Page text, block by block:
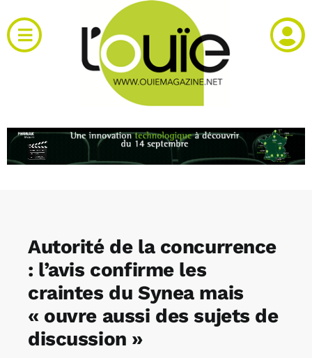
au
contenu
Toggle
Navigation
RH et emploi
Agenda
Rechercher:
Autorité de la concurrence
: l’avis confirme les
craintes du Synea mais
« ouvre aussi des sujets de
discussion »